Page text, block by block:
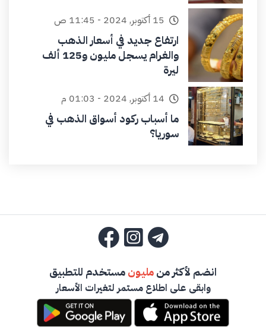
15 أكتوبر, 2024 - 11:45 ص
ارتفاع جديد في أسعار الذهب
والغرام يسجل مليون و125 ألف
ليرة
14 أكتوبر, 2024 - 01:03 م
ما أسباب ركود أسواق الذهب في
سوريا؟
انضم لأكثر منمليونمستخدم للتطبيق
وابقى على اطلاع مستمر لتغيرات الأسعار